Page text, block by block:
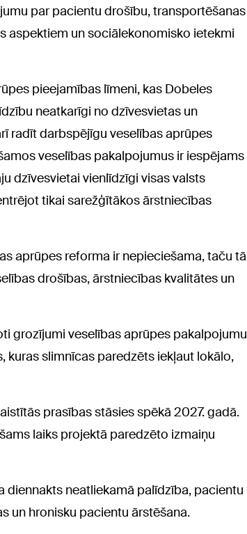
par pacientu drošību, transportēšanas
aspektiem un sociālekonomisko ietekmi
pieejamības līmeni, kas Dobeles
neatkarīgi no dzīvesvietas un
radīt darbspējīgu veselības aprūpes
veselības pakalpojumus ir iespējams
dzīvesvietai vienlīdzīgi visas valsts
tikai sarežģītākos ārstniecības
aprūpes reforma ir nepieciešama, taču tā
drošības, ārstniecības kvalitātes un
grozījumi veselības aprūpes pakalpojumu
kuras slimnīcas paredzēts iekļaut lokālo,
prasības stāsies spēkā 2027. gadā.
laiks projektā paredzēto izmaiņu
neatliekamā palīdzība, pacientu
un hronisku pacientu ārstēšana.